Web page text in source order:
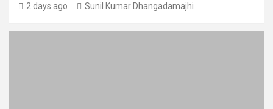
2 days ago Sunil Kumar Dhangadamajhi